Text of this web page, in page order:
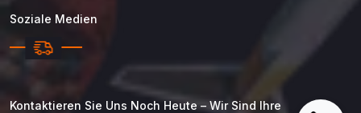
Soziale Medien
Kontaktieren Sie Uns Noch Heute – Wir Sind Ihre